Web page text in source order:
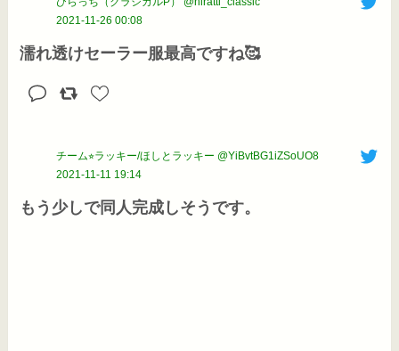
2021-11-26 00:08
濡れ透けセーラー服最高ですね🥰
チーム⭐︎ラッキー/ほしとラッキー @YiBvtBG1iZSoUO8
2021-11-11 19:14
もう少しで同人完成しそうです。